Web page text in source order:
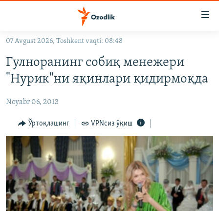
Асосий
навигацияга
ўтинг
ўтинг
OZODVIDEO
OZODARXIV
ИЖТИМОИЙ ТАРМОҚЛАР
Озодлик бошқа тилларда
07 Avgust 2026, Toshkent vaqti: 08:48
Гулноранинг собиқ менежери
"Нурик"ни яқинлари қидирмоқда
Noyabr 06, 2013
Ўртоқлашинг VPNсиз ўқиш